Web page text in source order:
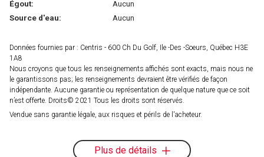
Égout:
Aucun
Source d'eau:
Aucun
Données fournies par : Centris - 600 Ch Du Golf, Ile -Des -Soeurs, Québec H3E
1A8
Nous croyons que tous les renseignements affichés sont exacts, mais nous ne
le garantissons pas; les renseignements devraient être vérifiés de façon
indépendante. Aucune garantie ou représentation de quelque nature que ce soit
n’est offerte. Droits© 2021 Tous les droits sont réservés.
Vendue sans garantie légale, aux risques et périls de l'acheteur.
Plus de détails